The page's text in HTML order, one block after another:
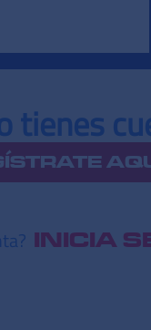
tienes
INICIA